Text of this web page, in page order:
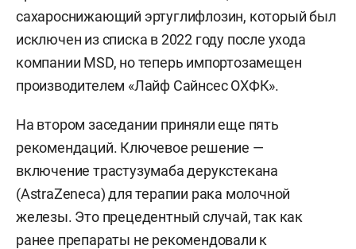
сахароснижающий эртуглифлозин, который был
исключен из списка в 2022 году после ухода
компании MSD, но теперь импортозамещен
производителем «Лайф Сайнсес ОХФК».
На втором заседании приняли еще пять
рекомендаций. Ключевое решение —
включение трастузумаба дерукстекана
(AstraZeneca) для терапии рака молочной
железы. Это прецедентный случай, так как
ранее препараты не рекомендовали к